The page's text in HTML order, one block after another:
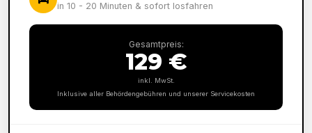
in 10 - 20 Minuten & sofort losfahren
Gesamtpreis:
129 €
inkl. MwSt.
Inklusive aller Behördengebühren und unserer Servicekosten